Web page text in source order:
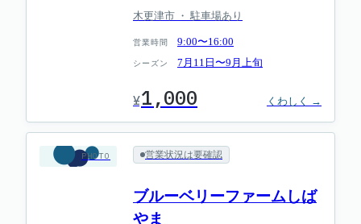
木更津市 ・ 駐車場あり
営業時間 9:00〜16:00
シーズン 7月11日〜9月上旬
¥1,000 くわしく →
PHOTO 営業状況は要確認
ブルーベリーファームしば
やま